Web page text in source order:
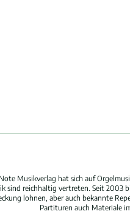
Musikverlag hat sich auf
sind reichhaltig vertreten. Seit 2003
lohnen, aber auch bekannte
Partituren auch Materiale